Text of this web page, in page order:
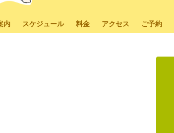
内 スケジュール 料金 アクセス ご予約